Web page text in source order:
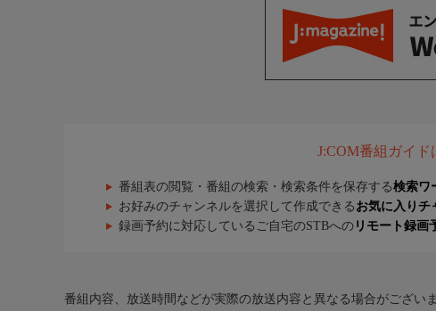
J:COM番組ガイド
番組表の閲覧・番組の検索・検索条件を保存する検索ワ
お好みのチャンネルを選択して作成できる お気に入りチ
録画予約に対応しているご自宅のSTBへの リモート録画
番組内容、放送時間などが実際の放送内容と異なる場合がございま